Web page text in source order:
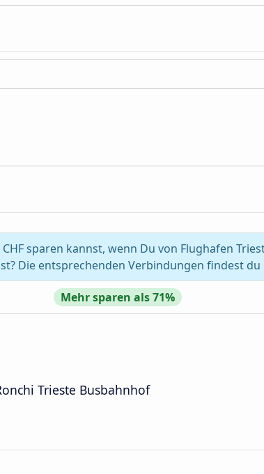
sparen kannst, wenn Du von Flughafen
Die entsprechenden Verbindungen findest du
Mehr sparen als 71%
Trieste Busbahnhof